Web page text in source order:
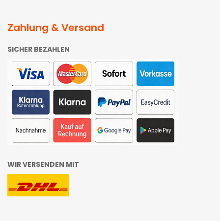
Zahlung & Versand
SICHER BEZAHLEN
WIR VERSENDEN MIT